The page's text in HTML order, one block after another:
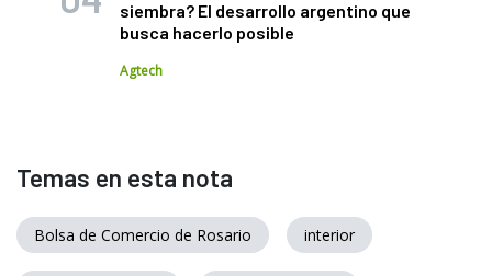
siembra? El desarrollo argentino que
busca hacerlo posible
Agtech
Temas en esta nota
Bolsa de Comercio de Rosario interior